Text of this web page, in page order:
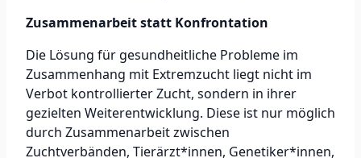
Zusammenarbeit statt Konfrontation
Die Lösung für gesundheitliche Probleme im
Zusammenhang mit Extremzucht liegt nicht im
Verbot kontrollierter Zucht, sondern in ihrer
gezielten Weiterentwicklung. Diese ist nur möglich
durch Zusammenarbeit zwischen
Zuchtverbänden, Tierärzt*innen, Genetiker*innen,